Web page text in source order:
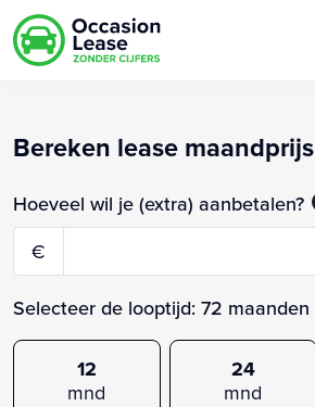
Bereken lease maandprijs
Hoeveel wil je (extra) aanbetalen?
€
Selecteer de looptijd: 72 maanden
12
mnd
24
mnd